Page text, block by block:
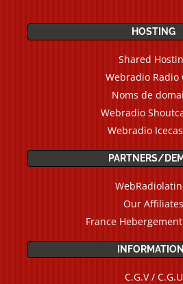
HOSTING
Shared
Webradio Radio
Noms de
Webradio
Webradio
PARTNERS/
Our Affiliates
France
C.G.V / C.G.U